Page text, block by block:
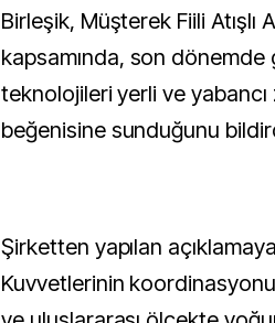
Birleşik, Müşterek Fiili Atışlı
kapsamında, son
teknolojileri yerli ve
beğenisine sunduğunu
Şirketten yapılan
Kuvvetlerinin